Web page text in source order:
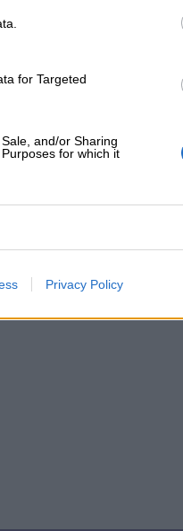
for Targeted
and/or Sharing
for which it
Privacy Policy